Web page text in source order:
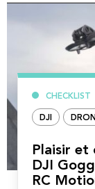
CHECKLIST
DJI
Plaisir et
DJI
RC